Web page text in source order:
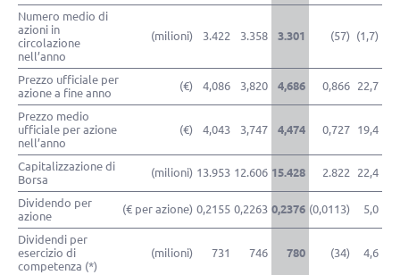
Numero medio di
azioni in
circolazione
nell’anno
(milioni) 3.422 3.358 3.301 (57) (1,7)
Prezzo ufficiale per
azione a fine anno
(€) 4,086 3,820 4,686 0,866 22,7
Prezzo medio
ufficiale per azione
nell’anno
(€) 4,043 3,747 4,474 0,727 19,4
Capitalizzazione di
Borsa
(milioni) 13.953 12.606 15.428 2.822 22,4
Dividendo per
azione
(€ per azione) 0,2155 0,2263 0,2376 (0,0113) 5,0
Dividendi per
esercizio di
competenza (*)
(milioni) 731 746 780 (34) 4,6